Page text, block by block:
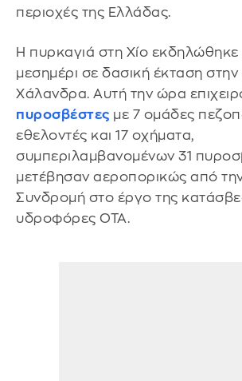
περιοχές της Ελλάδας.
Η πυρκαγιά στη Χίο εκδηλώθηκε
μεσημέρι σε δασική έκταση στην
Χάλανδρα. Αυτή την ώρα
πυροσβέστες με 7 ομάδες
εθελοντές και 17 οχήματα,
συμπεριλαμβανομένων 31
μετέβησαν αεροπορικώς από
Συνδρομή στο έργο της
υδροφόρες ΟΤΑ.